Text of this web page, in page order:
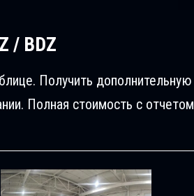
/ BDZ
Получить дополнительную
Полная стоимость с отчетом